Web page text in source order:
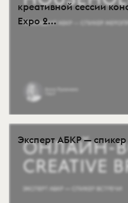
креативной сессии
Expo 2...
Эксперт АБКР — спикер